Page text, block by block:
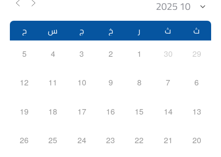
ث ث ر خ ج س ح
29
30
1
2
3
4
5
6
7
8
9
10
11
12
13
14
15
16
17
18
19
20
21
22
23
24
25
26